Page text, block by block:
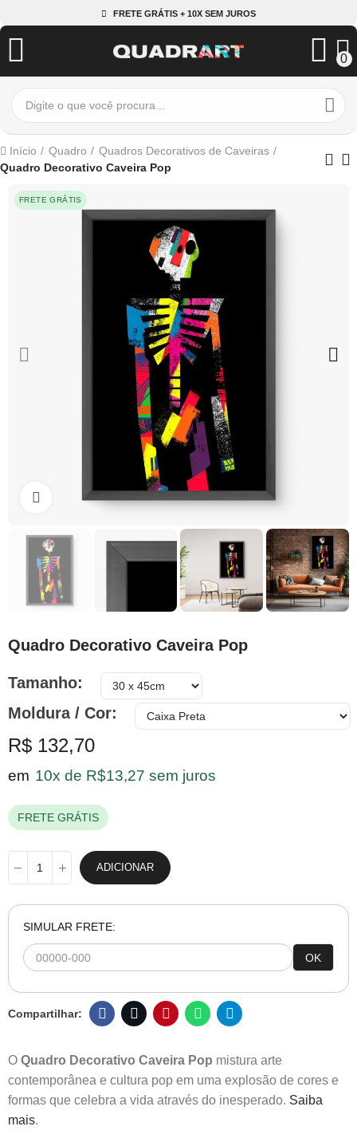
FRETE GRÁTIS + 10X SEM JUROS
0
Início Quadro
Quadros Decorativos de Caveiras
Quadro Decorativo Caveira Pop
FRETE GRÁTIS
Clique para ampliar
Quadro Decorativo Caveira Pop
Tamanho
Moldura / Cor
R$ 132,70
em 10x de R$13,27 sem juros
FRETE GRÁTIS
ADICIONAR
SIMULAR FRETE:
OK
O Quadro Decorativo Caveira Pop mistura arte
contemporânea e cultura pop em uma explosão de cores e
formas que celebra a vida através do inesperado. Saiba
mais.